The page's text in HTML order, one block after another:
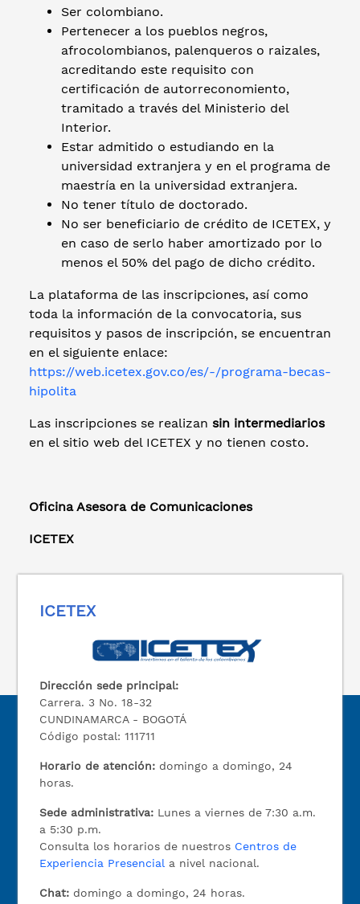
Ser colombiano.
Pertenecer a los pueblos negros,
afrocolombianos, palenqueros o raizales,
acreditando este requisito con
certificación de autorreconomiento,
tramitado a través del Ministerio del
Interior.
Estar admitido o estudiando en la
universidad extranjera y en el programa de
maestría en la universidad extranjera.
No tener título de doctorado.
No ser beneficiario de crédito de ICETEX, y
en caso de serlo haber amortizado por lo
menos el 50% del pago de dicho crédito.
La plataforma de las inscripciones, así como
toda la información de la convocatoria, sus
requisitos y pasos de inscripción, se encuentran
en el siguiente enlace:
https://web.icetex.gov.co/es/-/programa-becas-
hipolita
Las inscripciones se realizan sin intermediarios
en el sitio web del ICETEX y no tienen costo.
Oficina Asesora de Comunicaciones
ICETEX
ICETEX
Dirección sede principal:
Carrera. 3 No. 18-32
CUNDINAMARCA - BOGOTÁ
Código postal: 111711
Horario de atención: domingo a domingo, 24
horas.
Sede administrativa: Lunes a viernes de 7:30 a.m.
a 5:30 p.m.
Consulta los horarios de nuestros Centros de
Experiencia Presencial a nivel nacional.
Chat: domingo a domingo, 24 horas.